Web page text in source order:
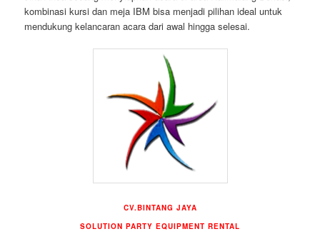
kombinasi kursi dan meja IBM bisa menjadi pilihan ideal untuk
mendukung kelancaran acara dari awal hingga selesai.
CV.BINTANG JAYA
SOLUTION PARTY EQUIPMENT RENTAL